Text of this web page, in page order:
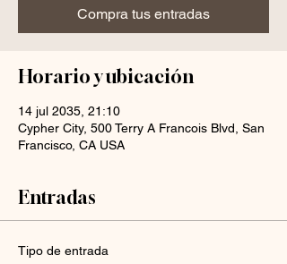
Compra tus entradas
Horario y ubicación
14 jul 2035, 21:10
Cypher City, 500 Terry A Francois Blvd, San
Francisco, CA USA
Entradas
Tipo de entrada